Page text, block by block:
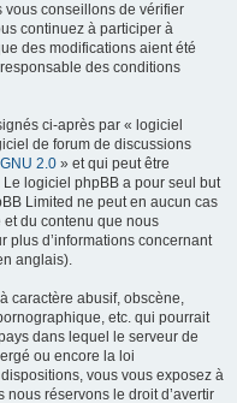
vous conseillons de vérifier
continuez à participer à
des modifications aient été
des conditions
ci-après par « logiciel
de forum de discussions
2.0 » et qui peut être
logiciel phpBB a pour seul but
Limited ne peut en aucun cas
du contenu que nous
plus d’informations concernant
anglais).
caractère abusif, obscène,
etc. qui pourrait
dans lequel le serveur de
ou encore la loi
vous vous exposez à
réservons le droit d’avertir